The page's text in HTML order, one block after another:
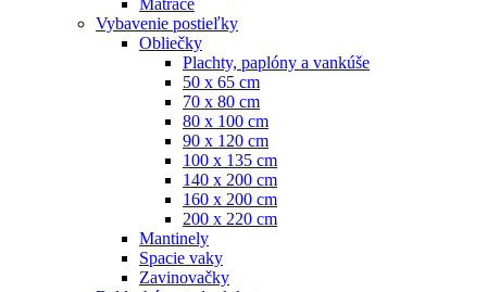
Vybavenie postieľky
Obliečky
Plachty, paplóny a vankúše
50 x 65 cm
70 x 80 cm
80 x 100 cm
90 x 120 cm
100 x 135 cm
140 x 200 cm
160 x 200 cm
200 x 220 cm
Mantinely
Spacie vaky
Zavinovačky